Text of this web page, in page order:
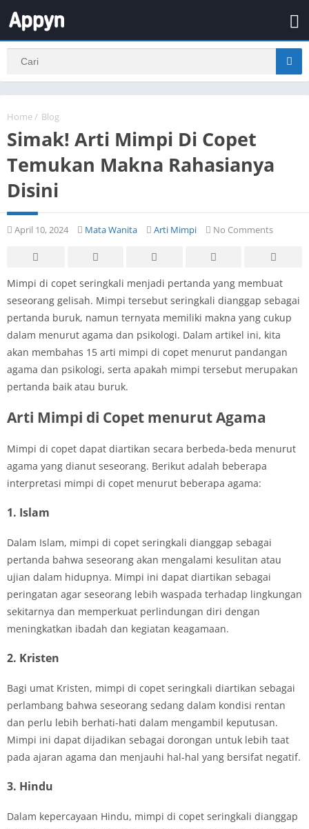
Home / Blog
Simak! Arti Mimpi Di Copet
Temukan Makna Rahasianya
Disini
April 10, 2024 Mata Wanita Arti Mimpi No Comments
Mimpi di copet seringkali menjadi pertanda yang membuat
seseorang gelisah. Mimpi tersebut seringkali dianggap sebagai
pertanda buruk, namun ternyata memiliki makna yang cukup
dalam menurut agama dan psikologi. Dalam artikel ini, kita
akan membahas 15 arti mimpi di copet menurut pandangan
agama dan psikologi, serta apakah mimpi tersebut merupakan
pertanda baik atau buruk.
Arti Mimpi di Copet menurut Agama
Mimpi di copet dapat diartikan secara berbeda-beda menurut
agama yang dianut seseorang. Berikut adalah beberapa
interpretasi mimpi di copet menurut beberapa agama:
1. Islam
Dalam Islam, mimpi di copet seringkali dianggap sebagai
pertanda bahwa seseorang akan mengalami kesulitan atau
ujian dalam hidupnya. Mimpi ini dapat diartikan sebagai
peringatan agar seseorang lebih waspada terhadap lingkungan
sekitarnya dan memperkuat perlindungan diri dengan
meningkatkan ibadah dan kegiatan keagamaan.
2. Kristen
Bagi umat Kristen, mimpi di copet seringkali diartikan sebagai
perlambang bahwa seseorang sedang dalam kondisi rentan
dan perlu lebih berhati-hati dalam mengambil keputusan.
Mimpi ini dapat dijadikan sebagai dorongan untuk lebih taat
pada ajaran agama dan menjauhi hal-hal yang bersifat negatif.
3. Hindu
Dalam kepercayaan Hindu, mimpi di copet seringkali dianggap